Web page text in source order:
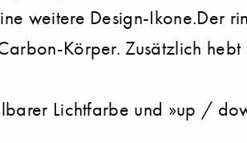
weitere Design-Ikone.Der
Körper. Zusätzlich
Lichtfarbe und »up /